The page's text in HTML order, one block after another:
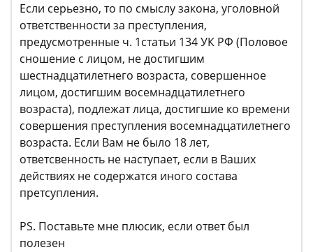
Если серьезно, то по смыслу закона, уголовной
ответственности за преступления,
предусмотренные ч. 1статьи 134 УК РФ (Половое
сношение с лицом, не достигшим
шестнадцатилетнего возраста, совершенное
лицом, достигшим восемнадцатилетнего
возраста), подлежат лица, достигшие ко времени
совершения преступления восемнадцатилетнего
возраста. Если Вам не было 18 лет,
ответсвенность не наступает, если в Ваших
действиях не содержатся иного состава
претсупления.
PS. Поставьте мне плюсик, если ответ был
полезен